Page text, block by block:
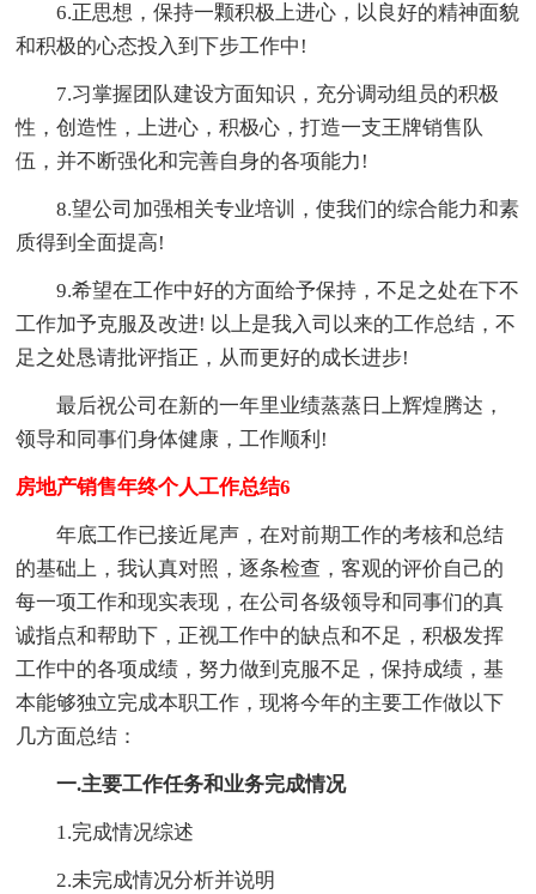
6.正思想，保持一颗积极上进心，以良好的精神面貌
和积极的心态投入到下步工作中!
7.习掌握团队建设方面知识，充分调动组员的积极
性，创造性，上进心，积极心，打造一支王牌销售队
伍，并不断强化和完善自身的各项能力!
8.望公司加强相关专业培训，使我们的综合能力和素
质得到全面提高!
9.希望在工作中好的方面给予保持，不足之处在下不
工作加予克服及改进! 以上是我入司以来的工作总结，不
足之处恳请批评指正，从而更好的成长进步!
最后祝公司在新的一年里业绩蒸蒸日上辉煌腾达，
领导和同事们身体健康，工作顺利!
房地产销售年终个人工作总结6
年底工作已接近尾声，在对前期工作的考核和总结
的基础上，我认真对照，逐条检查，客观的评价自己的
每一项工作和现实表现，在公司各级领导和同事们的真
诚指点和帮助下，正视工作中的缺点和不足，积极发挥
工作中的各项成绩，努力做到克服不足，保持成绩，基
本能够独立完成本职工作，现将今年的主要工作做以下
几方面总结：
一.主要工作任务和业务完成情况
1.完成情况综述
2.未完成情况分析并说明